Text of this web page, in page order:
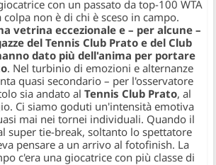
con un passato da top-100 WTA
colpa non è di chi è sceso in campo.
vetrina eccezionale e – per alcune –
del Tennis Club Prato e del Club
dato più dell'anima per portare
. Nel turbinio di emozioni e alternanze
quasi secondario – per l'osservatore
sia andato alTennis Club Prato, al
Ci siamo goduti un'intensità emotiva
mai nei tornei individuali. Quando il
super tie-break, soltanto lo spettatore
pensare a un arrivo al fotofinish. La
c'era una giocatrice con più classe di